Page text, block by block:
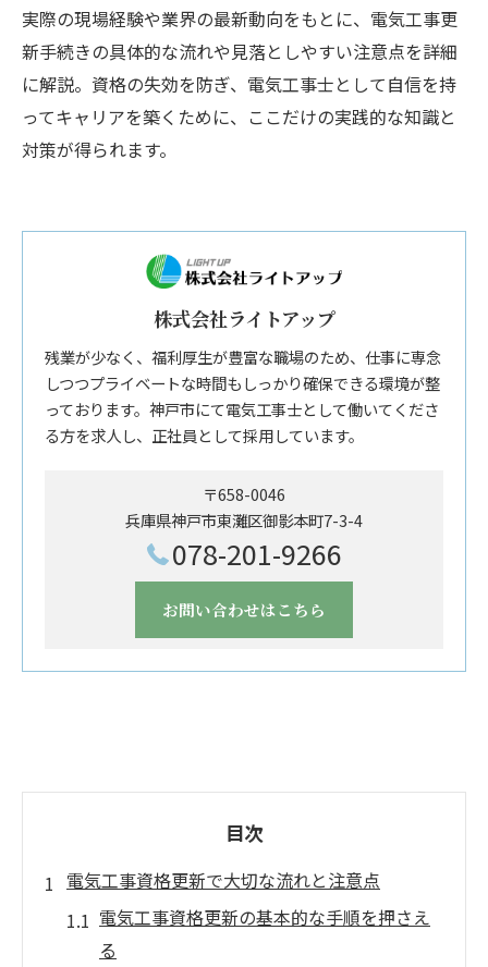
実際の現場経験や業界の最新動向をもとに、電気工事更
新手続きの具体的な流れや見落としやすい注意点を詳細
に解説。資格の失効を防ぎ、電気工事士として自信を持
ってキャリアを築くために、ここだけの実践的な知識と
対策が得られます。
株式会社ライトアップ
残業が少なく、福利厚生が豊富な職場のため、仕事に専念
しつつプライベートな時間もしっかり確保できる環境が整
っております。神戸市にて電気工事士として働いてくださ
る方を求人し、正社員として採用しています。
〒658-0046
兵庫県神戸市東灘区御影本町7-3-4
078-201-9266
お問い合わせはこちら
目次
電気工事資格更新で大切な流れと注意点
電気工事資格更新の基本的な手順を押さえ
る